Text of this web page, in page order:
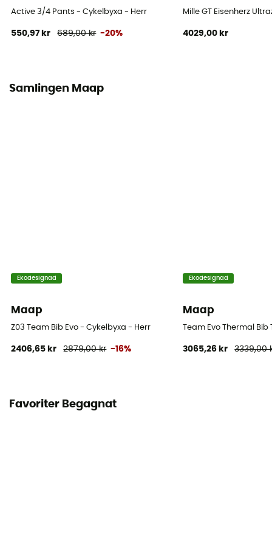
Longer than 4h
Active 3/4 Pants - Cykelbyxa - Herr
550,97 kr 689,00 kr -20%
Mille GT Eisenherz
4029,00 kr
Samlingen Maap
Ekodesignad
Maap
Z03 Team Bib Evo - Cykelbyxa - Herr
2406,65 kr 2879,00 kr -16%
Ekodesignad
Maap
Team Evo Thermal
3065,26 kr 3339,00
Favoriter Begagnat